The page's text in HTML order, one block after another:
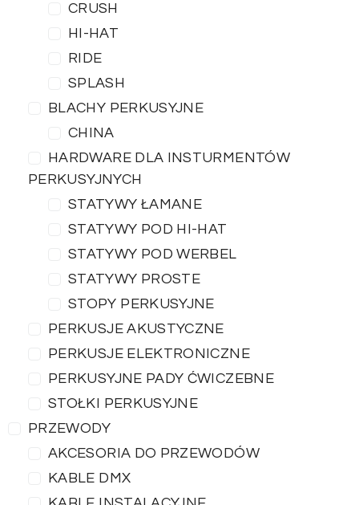
CRUSH
HI-HAT
RIDE
SPLASH
BLACHY PERKUSYJNE
CHINA
HARDWARE DLA INSTURMENTÓW
PERKUSYJNYCH
STATYWY ŁAMANE
STATYWY POD HI-HAT
STATYWY POD WERBEL
STATYWY PROSTE
STOPY PERKUSYJNE
PERKUSJE AKUSTYCZNE
PERKUSJE ELEKTRONICZNE
PERKUSYJNE PADY ĆWICZEBNE
STOŁKI PERKUSYJNE
PRZEWODY
AKCESORIA DO PRZEWODÓW
KABLE DMX